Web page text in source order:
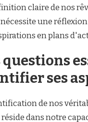
claire de nos
nécessite une
en plans
questions
ses
de nos
réside dans notre